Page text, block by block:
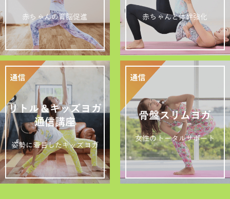
赤ちゃんの育脳促進 赤ちゃんと体幹強化
リトル＆キッズヨガ
通信講座
姿勢に着目したキッズヨガ
骨盤スリムヨガ
女性のトータルサポート